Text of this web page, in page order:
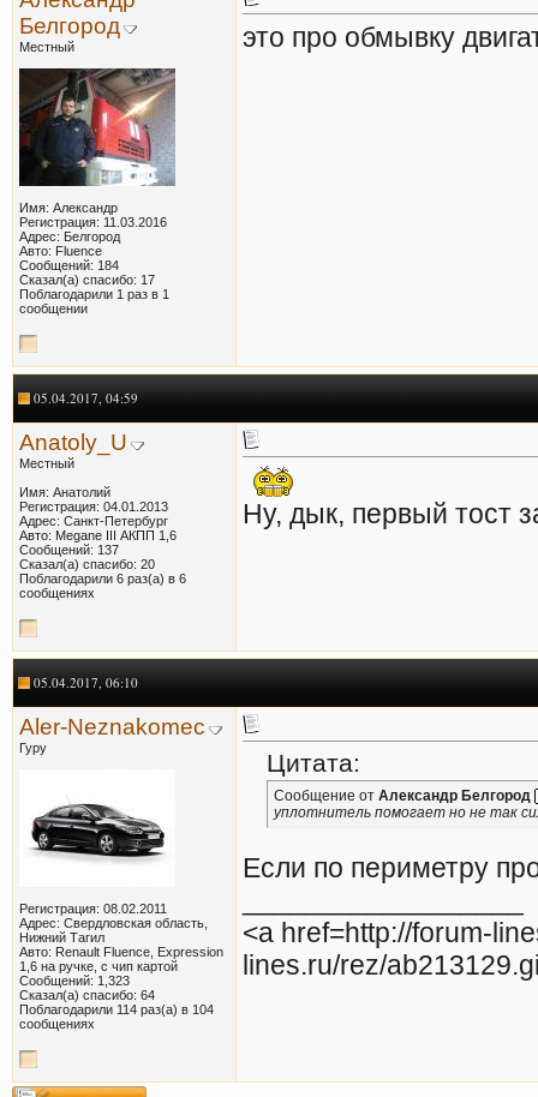
Белгород
Местный
Имя: Александр
Регистрация: 11.03.2016
Адрес: Белгород
Авто: Fluence
Сообщений: 184
Сказал(а) спасибо: 17
Поблагодарили 1 раз в 1
сообщении
это про обмывку
05.04.2017, 04:59
Anatoly_U
Местный
Имя: Анатолий
Регистрация: 04.01.2013
Адрес: Санкт-Петербург
Авто: Megane III АКПП 1,6
Сообщений: 137
Сказал(а) спасибо: 20
Поблагодарили 6 раз(а) в 6
сообщениях
Ну, дык, первый тост
05.04.2017, 06:10
Aler-Neznakomec
Гуру
Регистрация: 08.02.2011
Адрес: Свердловская область,
Нижний Тагил
Авто: Renault Fluence, Expression
1,6 на ручке, с чип картой
Сообщений: 1,323
Сказал(а) спасибо: 64
Поблагодарили 114 раз(а) в 104
сообщениях
Цитата:
Сообщение от Александр Белгород
уплотнитель помогает но не так
Если по периметру
<a href=http://forum-
lines.ru/rez/